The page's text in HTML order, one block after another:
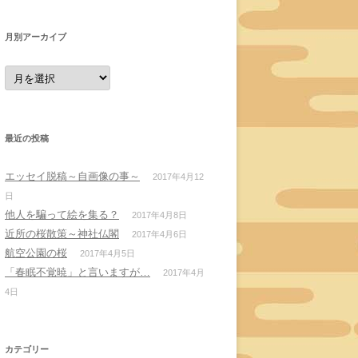
月別アーカイブ
月
別
ア
ブ
最近の投稿
エッセイ脱稿～自画像の事～
2017年4月12
日
他人を騙って絵を集る？ 2017年4月8日
近所の桜散策～神社仏閣 2017年4月6日
航空公園の桜 2017年4月5日
「春眠不覚暁」と言いますが…
2017年4月
4日
カテゴリー